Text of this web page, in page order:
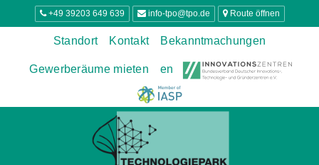
+49 39203 649 639 info-tpo@tpo.de Route öffnen
Standort Kontakt Bekanntmachungen
Gewerberäume mieten en